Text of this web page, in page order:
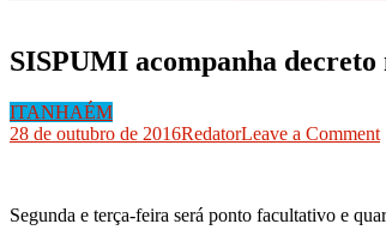
por:
SISPUMI acompanha
ITANHAÉM
28 de outubro de 2016RedatorLeave a Comment
Segunda e terça-feira será ponto facultativo e